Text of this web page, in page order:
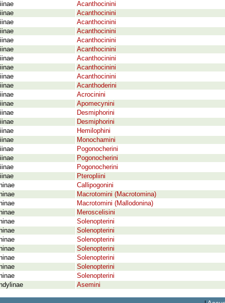
Acanthocinini
Acanthocinini
Acanthocinini
Acanthocinini
Acanthocinini
Acanthocinini
Acanthocinini
Acanthocinini
Acanthocinini
Acanthoderini
Acrocinini
Apomecynini
Desmiphorini
Desmiphorini
Hemilophini
Monochamini
Pogonocherini
Pogonocherini
Pogonocherini
Pteropliini
Callipogonini
Macrotomini (Macrotomina)
Macrotomini (Mallodonina)
Meroscelisini
Solenopterini
Solenopterini
Solenopterini
Solenopterini
Solenopterini
Solenopterini
Solenopterini
Asemini